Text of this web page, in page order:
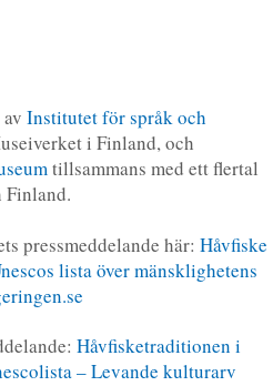
Institutet för språk och
i Finland, och
tillsammans med ett flertal
Finland.
pressmeddelande här: Håvfiske
lista över mänsklighetens
Håvfisketraditionen i
– Levande kulturarv